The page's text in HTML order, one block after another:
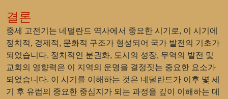
결론
중세 고전기는 네덜란드 역사에서 중요한 시기로, 이 시기에
정치적, 경제적, 문화적 구조가 형성되어 국가 발전의 기초가
되었습니다. 정치적인 분권화, 도시의 성장, 무역의 발전 및
교회의 영향력은 이 지역의 운명을 결정짓는 중요한 요소가
되었습니다. 이 시기를 이해하는 것은 네덜란드가 이후 몇 세
기 후 유럽의 중요한 중심지가 되는 과정을 깊이 이해하는 데